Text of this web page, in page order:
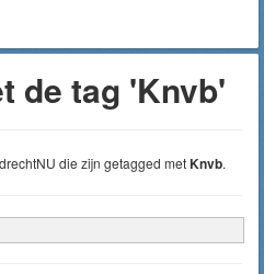
de tag 'Knvb'
die zijn getagged metKnvb.